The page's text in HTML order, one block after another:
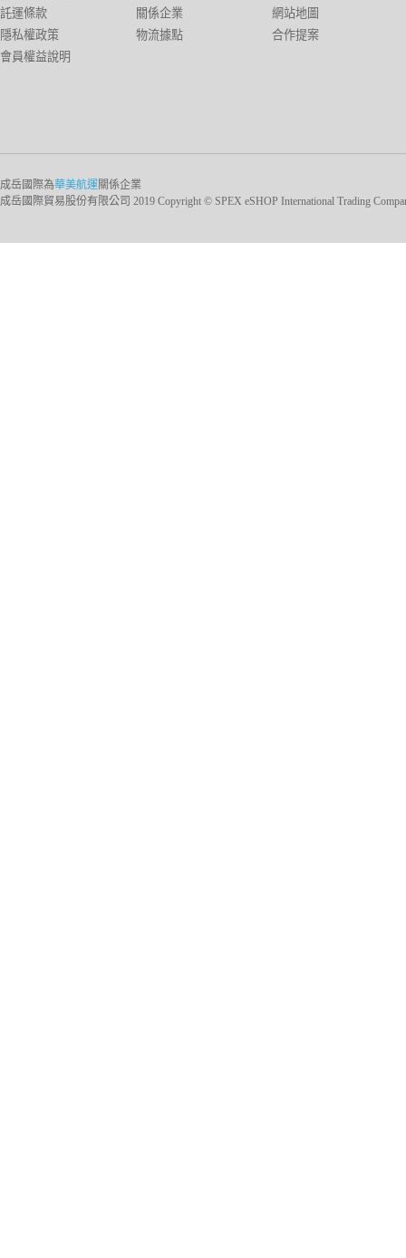
託運條款
隱私權政策
會員權益說明
關係企業
物流據點
網站地圖
合作提案
成岳國際為華美航運關係企業
成岳國際貿易股份有限公司 2019 Copyright © SPEX eSHOP International Trading